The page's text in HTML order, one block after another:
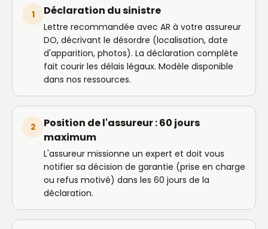
1 Déclaration du sinistre
Lettre recommandée avec AR à votre assureur
DO, décrivant le désordre (localisation, date
d'apparition, photos). La déclaration complète
fait courir les délais légaux. Modèle disponible
dans nos ressources.
2
Position de l'assureur : 60 jours
maximum
L'assureur missionne un expert et doit vous
notifier sa décision de garantie (prise en charge
ou refus motivé) dans les 60 jours de la
déclaration.